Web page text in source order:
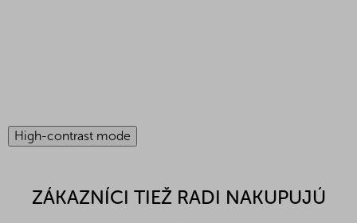
High-contrast mode
ZÁKAZNÍCI TIEŽ RADI NAKUPUJÚ